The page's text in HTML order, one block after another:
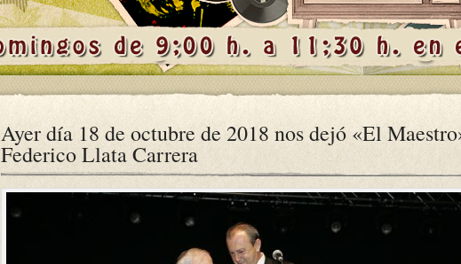
Ayer día 18 de octubre de 2018 nos dejó «El
Federico Llata Carrera